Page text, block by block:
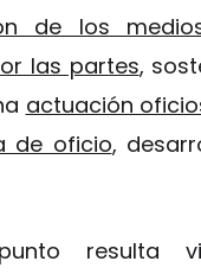
de los
las partes,
actuación
de oficio,
resulta